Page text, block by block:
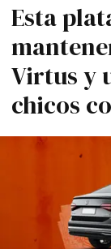
Esta
Virtus y
chicos